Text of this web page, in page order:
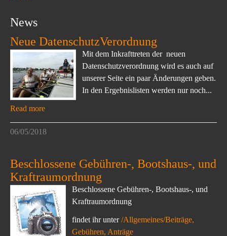
News
Neue DatenschutzVerordnung
Mit dem Inkrafttreten der neuen
Datenschutzverordnung wird es auch auf
unserer Seite ein paar Änderungen geben.
In den Ergebnislisten werden nur noch...
Read more
06/05/2018
Beschlossene Gebühren-, Bootshaus-, und
Kraftraumordnung
Beschlossene Gebühren-, Bootshaus-, und
Kraftraumordnung
findet ihr unter/Allgemeines/Beiträge,
Gebühren, Anträge